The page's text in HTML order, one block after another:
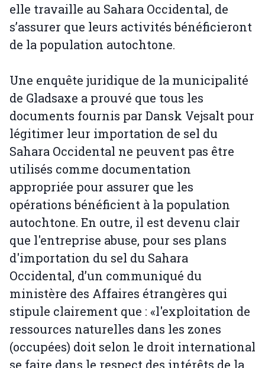
elle travaille au Sahara Occidental, de
s’assurer que leurs activités bénéficieront
de la population autochtone.
Une enquête juridique de la municipalité
de Gladsaxe a prouvé que tous les
documents fournis par Dansk Vejsalt pour
légitimer leur importation de sel du
Sahara Occidental ne peuvent pas être
utilisés comme documentation
appropriée pour assurer que les
opérations bénéficient à la population
autochtone. En outre, il est devenu clair
que l'entreprise abuse, pour ses plans
d'importation du sel du Sahara
Occidental, d’un communiqué du
ministère des Affaires étrangères qui
stipule clairement que : «l'exploitation de
ressources naturelles dans les zones
(occupées) doit selon le droit international
se faire dans le respect des intérêts de la